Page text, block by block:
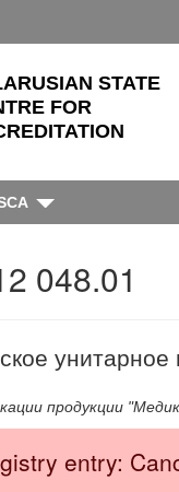
STATE
FOR
048.01
продукции
entry: